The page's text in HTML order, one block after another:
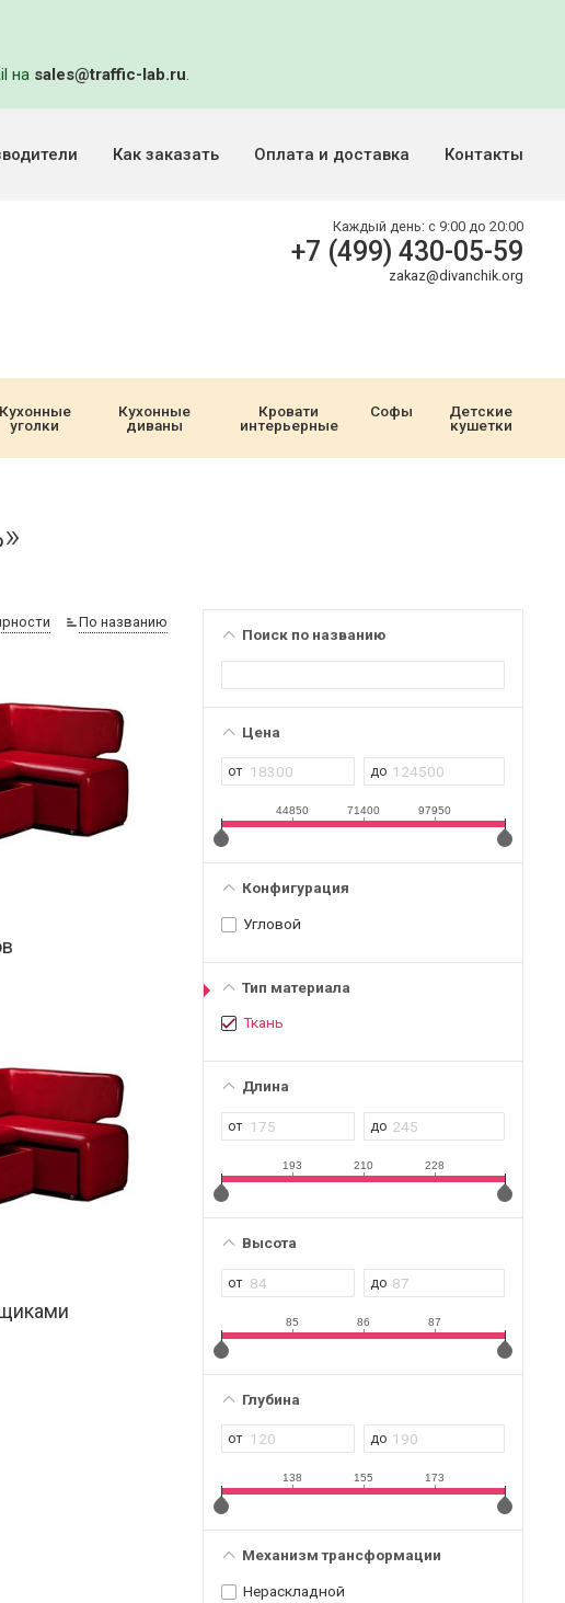
на sales@traffic-lab.ru.
Как заказать Оплата и доставка Контакты
Каждый день: с 9:00 до 20:00
+7 (499) 430-05-59
zakaz@divanchik.org
Кухонные
уголки
Кухонные
диваны
Кровати
интерьерные
Софы
Детские
кушетки
Поиск по названию
Цена
44850 71400 97950
Конфигурация
Угловой
Тип материала
Ткань
Длина
193 210 228
Высота
85 86 87
Глубина
138 155 173
Механизм трансформации
Нераскладной
По названию